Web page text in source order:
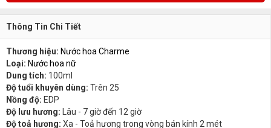
Thông Tin Chi Tiết
Thương hiệu: Nước hoa Charme
Loại: Nước hoa nữ
Dung tích: 100ml
Độ tuổi khuyên dùng: Trên 25
Nồng độ: EDP
Độ lưu hương: Lâu - 7 giờ đến 12 giờ
Độ toả hương: Xa - Toả hương trong vòng bán kính 2 mét